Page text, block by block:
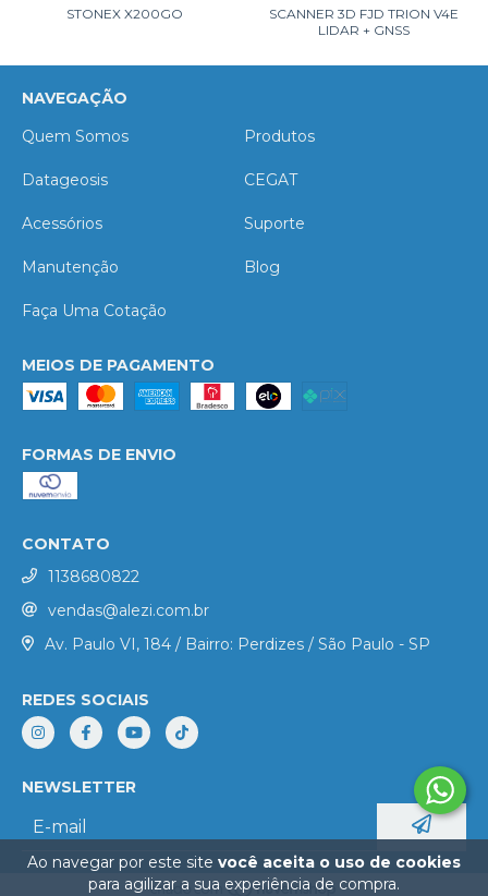
Ao navegar por este site você aceita o uso de cookies
para agilizar a sua experiência de compra.
STONEX X200GO
SCANNER 3D FJD TRION V4E
LIDAR + GNSS
NAVEGAÇÃO
Quem Somos
Produtos
Datageosis CEGAT
Acessórios Suporte
Manutenção Blog
Faça Uma Cotação
MEIOS DE PAGAMENTO
FORMAS DE ENVIO
CONTATO
1138680822
vendas@alezi.com.br
Av. Paulo VI, 184 / Bairro: Perdizes / São Paulo - SP
REDES SOCIAIS
NEWSLETTER